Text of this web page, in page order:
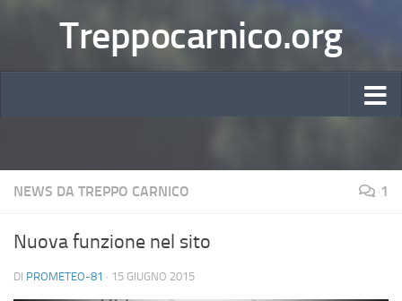
Treppocarnico.org
NEWS DA TREPPO CARNICO 1
Nuova funzione nel sito
DI PROMETEO-81 · 15 GIUGNO 2015